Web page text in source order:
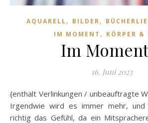
AQUARELL, BILDER,
IM MOMENT , KÖRPER &
Im
16. Juni 2023
{enthält Verlinkungen / unbeauftragte Werbung} ist viel los.
Irgendwie wird es immer mehr,
richtig das Gefühl, da ein